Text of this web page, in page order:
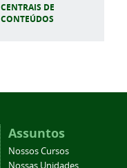
CENTRAIS DE
CONTEÚDOS
Assuntos
Nossos Cursos